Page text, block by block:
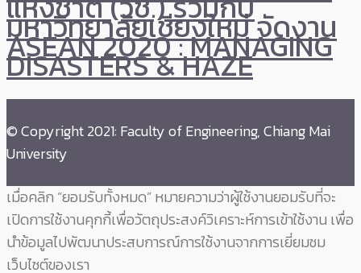
มหาวิทยาลัยเชียงใหม่ จัดงาน
ASEAN 2020 : MANAGING
DISASTERS & HAZE
© Copyright 2021: Faculty of Engineering, Chiang Mai
University
เมื่อคลิก “ยอมรับทั้งหมด” หมายความว่าผู้ใช้งานยอมรับที่จะ
เปิดการใช้งานคุกกี้เพื่อวัตถุประสงค์วิเคราะห์การเข้าใช้งาน เพื่อ
นำข้อมูลไปพัฒนาประสบการณ์การใช้งานจากการเยี่ยมชม
เว็บไซต์ของเรา